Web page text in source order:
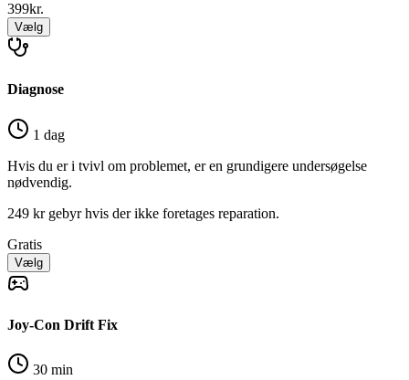
399kr.
Vælg
Diagnose
1 dag
Hvis du er i tvivl om problemet, er en grundigere undersøgelse
nødvendig.
249 kr gebyr hvis der ikke foretages reparation.
Gratis
Vælg
Joy-Con Drift Fix
30 min